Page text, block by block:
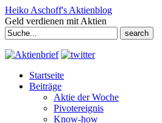
Heiko Aschoff's Aktienblog
Geld verdienen mit Aktien
Search
for:
Startseite
Beiträge
Aktie der Woche
Pivotereignis
Know-how